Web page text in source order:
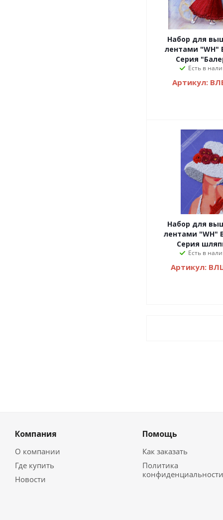
Набор для
лентами "WH"
Серия
Есть в
Артикул:
Набор для
лентами "WH"
Серия
Есть в
Артикул:
Компания
О компании
Где купить
Новости
Помощь
Как заказать
Политика
конфиденциальности